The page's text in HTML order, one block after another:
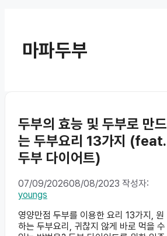
마파두부
두부의 효능 및 두부로 만드
는 두부요리 13가지 (feat.
두부 다이어트)
07/09/202608/08/2023 작성자:
youngs
영양만점 두부를 이용한 요리 13가지, 원
하는 두부요리, 귀찮지 않게 바로 먹을 수